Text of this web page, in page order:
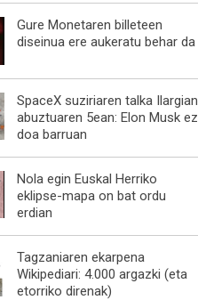
Gure Monetaren billeteen
diseinua ere aukeratu behar da
SpaceX suziriaren talka Ilargian
abuztuaren 5ean: Elon Musk ez
doa barruan
Nola egin Euskal Herriko
eklipse-mapa on bat ordu
erdian
Tagzaniaren ekarpena
Wikipediari: 4.000 argazki (eta
etorriko direnak)